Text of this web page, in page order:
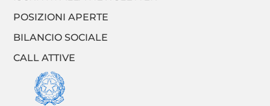
POSIZIONI APERTE
BILANCIO SOCIALE
CALL ATTIVE